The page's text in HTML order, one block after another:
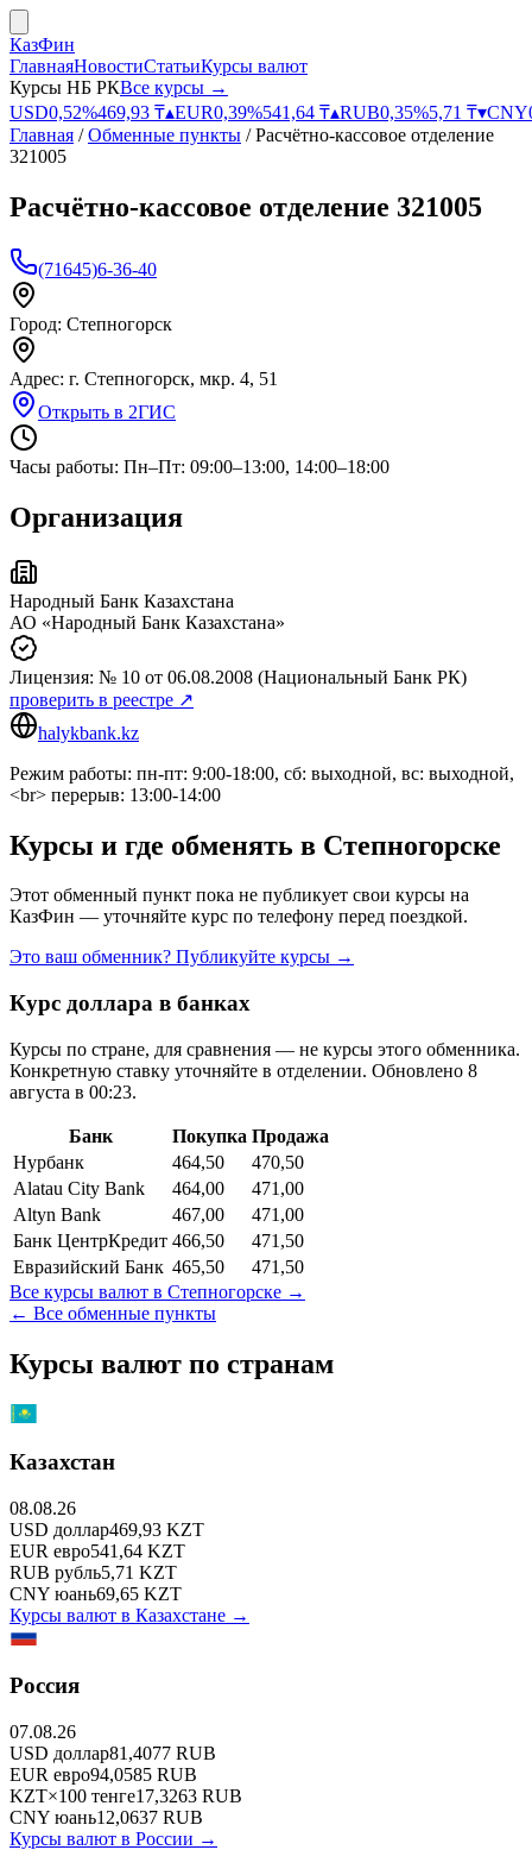
КазФин
ГлавнаяНовостиСтатьиКурсы валют
Курсы НБ РКВсе курсы →
USD0,52%469,93 ₸▴EUR0,39%541,64 ₸▴RUB0,35%5,71 ₸▾CNY
Главная /Обменные пункты /Расчётно-кассовое отделение
321005
Расчётно-кассовое отделение 321005
(71645)6-36-40
Город: Степногорск
Адрес: г. Степногорск, мкр. 4, 51
Открыть в 2ГИС
Часы работы: Пн–Пт: 09:00–13:00, 14:00–18:00
Организация
Народный Банк Казахстана
АО «Народный Банк Казахстана»
Лицензия: № 10 от 06.08.2008 (Национальный Банк РК)
проверить в реестре ↗
halykbank.kz
Режим работы: пн-пт: 9:00-18:00, сб: выходной, вс: выходной,
<br> перерыв: 13:00-14:00
Курсы и где обменять в Степногорске
Этот обменный пункт пока не публикует свои курсы на
КазФин — уточняйте курс по телефону перед поездкой.
Это ваш обменник? Публикуйте курсы →
Курс доллара в банках
Курсы по стране, для сравнения — не курсы этого обменника.
Конкретную ставку уточняйте в отделении. Обновлено 8
августа в 00:23.
Банк Покупка Продажа
Нурбанк
464,50
470,50
Alatau City Bank
464,00
471,00
Altyn Bank
467,00
471,00
Банк ЦентрКредит 466,50
471,50
Евразийский Банк 465,50
471,50
Все курсы валют в Степногорске →
← Все обменные пункты
Курсы валют по странам
Казахстан
08.08.26
USD доллар469,93 KZT
EUR евро541,64 KZT
RUB рубль5,71 KZT
CNY юань69,65 KZT
Курсы валют в Казахстане →
Россия
07.08.26
USD доллар81,4077 RUB
EUR евро94,0585 RUB
KZT×100 тенге17,3263 RUB
CNY юань12,0637 RUB
Курсы валют в России →